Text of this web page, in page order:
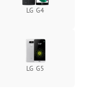
LG G4
LG G5